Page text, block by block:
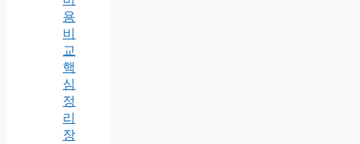
용
비
교
핵
심
정
리
장